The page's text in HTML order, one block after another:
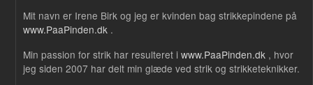
Mit navn er Irene Birk og jeg er kvinden bag strikkepindene på
www.PaaPinden.dk .
Min passion for strik har resulteret i www.PaaPinden.dk , hvor
jeg siden 2007 har delt min glæde ved strik og strikketeknikker.